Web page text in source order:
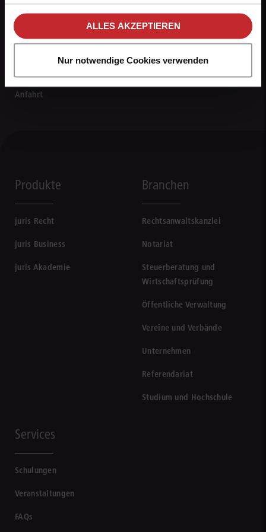
unserenHinweisen zum Datenschutz.
ALLES AKZEPTIEREN
Nur notwendige Cookies verwenden
0681 5866-4422
Mo - Fr von 8 bis 18 Uhr
Anfahrt
Produkte
juris Recht
juris Business
juris Akademie
Branchen
Rechtsanwaltskanzlei
Notariat
Steuerberatung und
Wirtschaftsprüfung
Öffentliche Verwaltung
Vereine und Verbände
Unternehmen
Referendariat
Studium und Hochschule
Services
Schulungen
Veranstaltungen
FAQs